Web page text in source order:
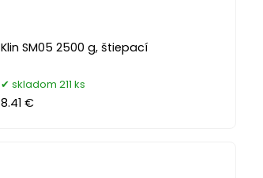
Klin SM05 2500 g, štiepací
skladom 211 ks
8.41 €